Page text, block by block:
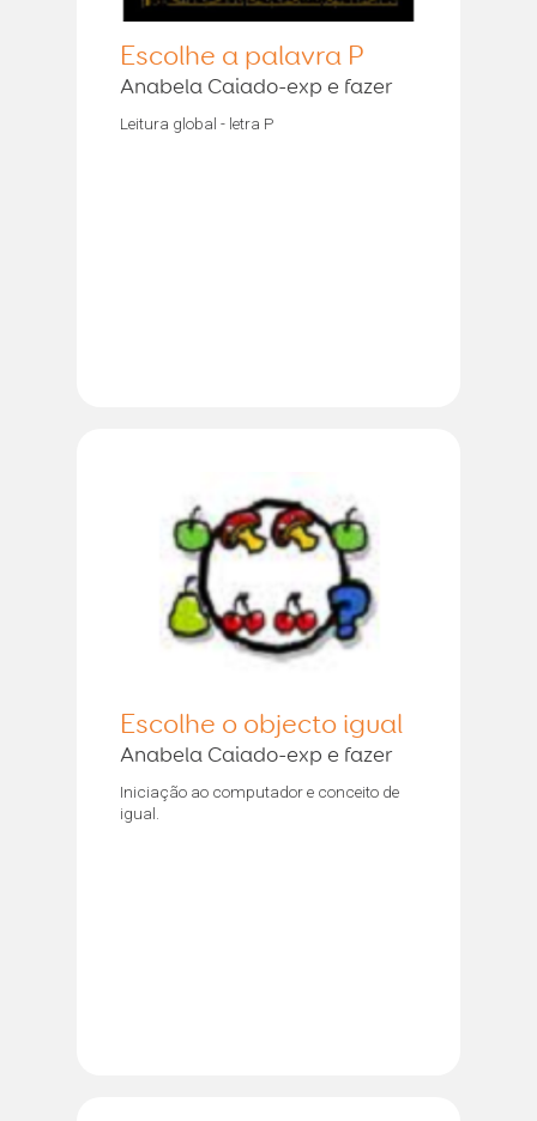
Escolhe a palavra P
Anabela Caiado-exp e fazer
Leitura global - letra P
Escolhe o objecto igual
Anabela Caiado-exp e fazer
Iniciação ao computador e conceito de
igual.